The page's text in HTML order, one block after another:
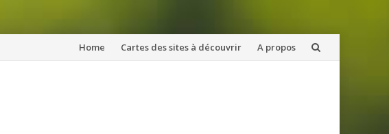
Aller
Home Cartes des sites à découvrir A propos